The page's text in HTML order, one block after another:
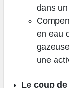
dans
en eau
une
Le coup